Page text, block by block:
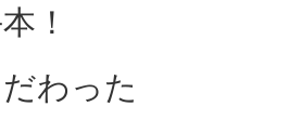
！
わった